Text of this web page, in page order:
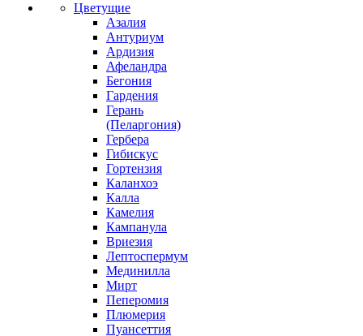
Цветущие
Азалия
Антуриум
Ардизия
Афеландра
Бегония
Гардения
Герань
(Пеларгония)
Гербера
Гибискус
Гортензия
Каланхоэ
Калла
Камелия
Кампанула
Вриезия
Лептоспермум
Мединилла
Мирт
Пеперомия
Плюмерия
Пуансеттия